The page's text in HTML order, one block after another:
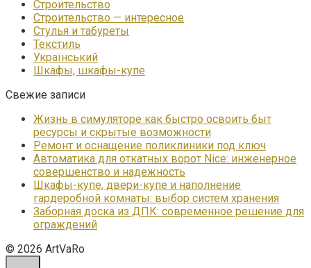
Строительство
Строительство — интересное
Стулья и табуреты
Текстиль
Український
Шкафы, шкафы-купе
Свежие записи
Жизнь в симуляторе как быстро освоить быт
ресурсы и скрытые возможности
Ремонт и оснащение поликлиники под ключ
Автоматика для откатных ворот Nice: инженерное
совершенство и надежность
Шкафы-купе, двери-купе и наполнение
гардеробной комнаты: выбор систем хранения
Заборная доска из ДПК: современное решение для
ограждений
© 2026 ArtVaRo